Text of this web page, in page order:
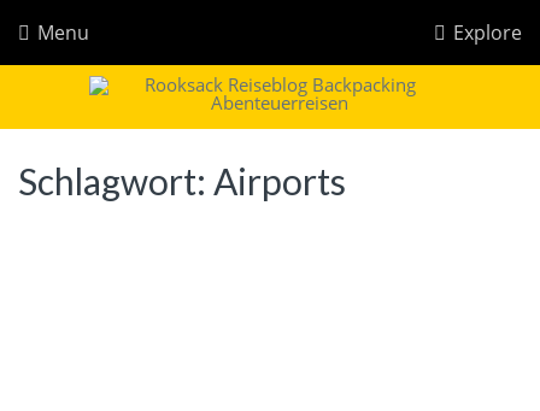
Explore
Menu
Rooksack
Reiseblog für Backpacking in Europa und der Welt
Schlagwort: Airports